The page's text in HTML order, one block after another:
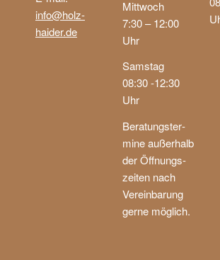
info@holz-
haider.de
Mittwoch
7:30 – 12:00
Uhr
Samstag
08:30 -12:30
Uhr
Be­ratungs­ter­
mi­ne außer­halb
der Öf­fnungs­
zei­ten nach
Verein­barung
gerne mög­lich.